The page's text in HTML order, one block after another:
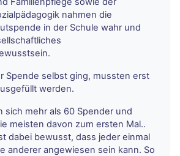
nahmen die
in der Schule wahr und
Spende selbst ging, mussten erst
werden.
sich mehr als 60 Spender und
meisten davon zum ersten Mal..
dabei bewusst, dass jeder einmal
anderer angewiesen sein kann. So